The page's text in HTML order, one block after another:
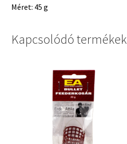
Méret: 45 g
Kapcsolódó termékek